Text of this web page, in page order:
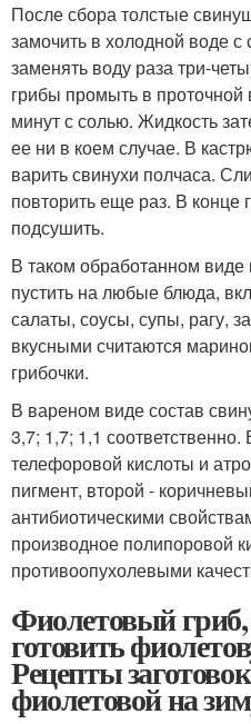
После сбора толстые
замочить в холодной воде
заменять воду раза три-
грибы промыть в проточной
минут с солью. Жидкость
ее ни в коем случае. В
варить свинухи полчаса.
повторить еще раз. В
подсушить.
В таком обработанном
пустить на любые блюда,
салаты, соусы, супы, рагу,
вкусными считаются
грибочки.
В вареном виде состав
3,7; 1,7; 1,1 соответственно.
телефоровой кислоты и
пигмент, второй -
антибиотическими
производное полипоровой
противоопухолевыми
Фиолетовый
готовить
Рецепты
фиолетовой на